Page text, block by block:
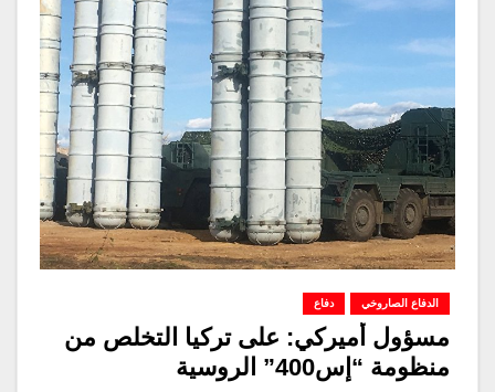
الدفاع الصاروخي دفاع
مسؤول أميركي: على تركيا التخلص من
منظومة “إس400” الروسية